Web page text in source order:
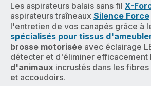
Les aspirateurs balais sans fil X-
aspirateurs traîneaux Silence Force
l'entretien de vos canapés grâce à
spécialisés pour tissus
brosse motorisée avec éclairage
détecter et d'éliminer efficacement
d'animaux incrustés dans les
et accoudoirs.